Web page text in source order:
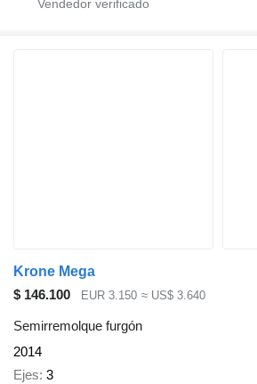
Krone Mega
$ 146.100
EUR 3.150 ≈ US$ 3.640
Semirremolque furgón
2014
Ejes 3